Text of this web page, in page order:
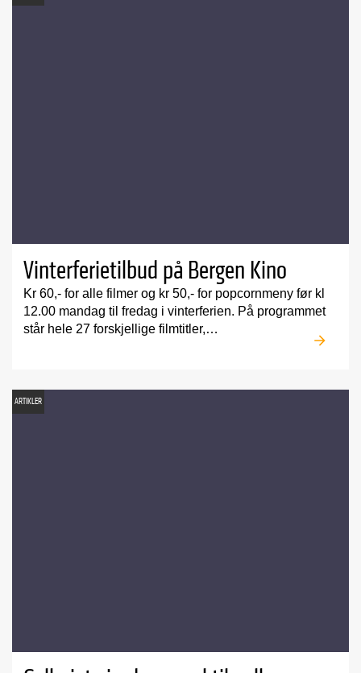
Vinterferietilbud på Bergen Kino
Kr 60,- for alle filmer og kr 50,- for popcornmeny før kl
12.00 mandag til fredag i vinterferien. På programmet
står hele 27 forskjellige filmtitler,…
ARTIKLER